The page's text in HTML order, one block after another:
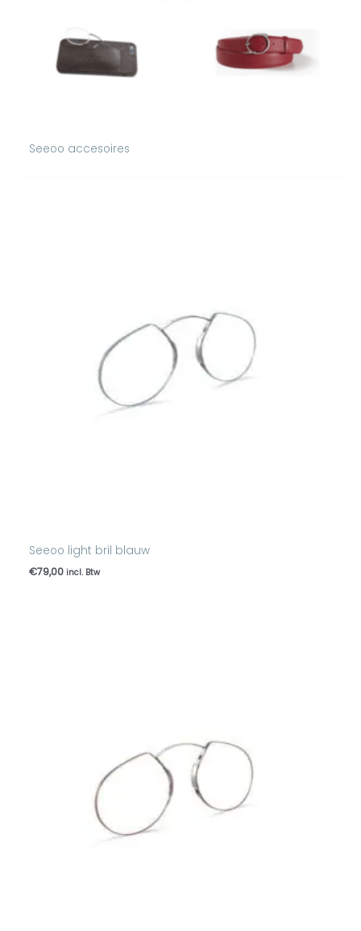
Seeoo accesoires
Seeoo light bril blauw
€79,00 incl. Btw